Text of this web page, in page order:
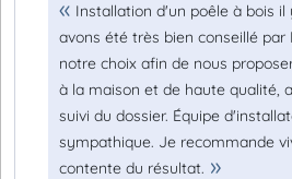
Installation d'un poêle à bois il
avons été très bien conseillé par
notre choix afin de nous
à la maison et de haute qualité,
suivi du dossier. Équipe
sympathique. Je recommande
contente du résultat.